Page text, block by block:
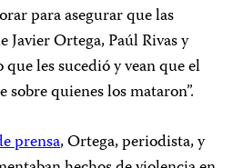
para asegurar que las
Javier Ortega, Paúl Rivas y
les sucedió y vean que el
sobre quienes los mataron”.
prensa, Ortega, periodista, y